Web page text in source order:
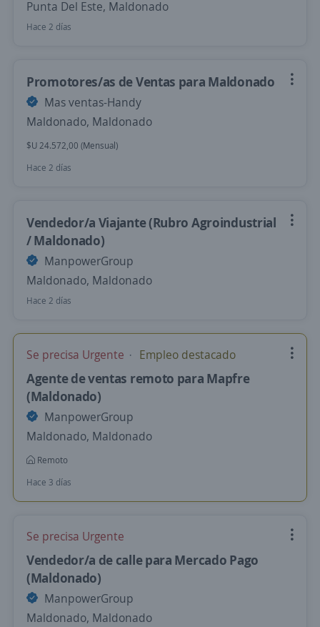
Punta Del Este, Maldonado
Hace 2 días
Promotores/as de Ventas para Maldonado
Mas ventas-Handy
Maldonado, Maldonado
$U 24.572,00 (Mensual)
Hace 2 días
Vendedor/a Viajante (Rubro Agroindustrial
/ Maldonado)
ManpowerGroup
Maldonado, Maldonado
Hace 2 días
Se precisa Urgente Empleo destacado
Agente de ventas remoto para Mapfre
(Maldonado)
ManpowerGroup
Maldonado, Maldonado
Remoto
Hace 3 días
Se precisa Urgente
Vendedor/a de calle para Mercado Pago
(Maldonado)
ManpowerGroup
Maldonado, Maldonado